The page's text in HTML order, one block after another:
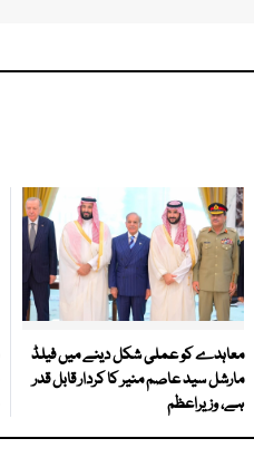
معاہدے کو عملی شکل دینے میں فیلڈ
مارشل سید عاصم منیر کا کردار قابل قدر
ہے، وزیراعظم